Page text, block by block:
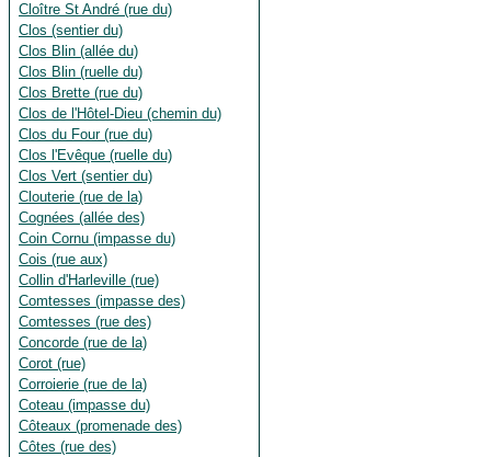
Cloître St André (rue du)
Clos (sentier du)
Clos Blin (allée du)
Clos Blin (ruelle du)
Clos Brette (rue du)
Clos de l'Hôtel-Dieu (chemin du)
Clos du Four (rue du)
Clos l'Evêque (ruelle du)
Clos Vert (sentier du)
Clouterie (rue de la)
Cognées (allée des)
Coin Cornu (impasse du)
Cois (rue aux)
Collin d'Harleville (rue)
Comtesses (impasse des)
Comtesses (rue des)
Concorde (rue de la)
Corot (rue)
Corroierie (rue de la)
Coteau (impasse du)
Côteaux (promenade des)
Côtes (rue des)